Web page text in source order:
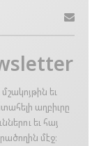
եւ
աղբիւրը
եւ հայ
մէջ։